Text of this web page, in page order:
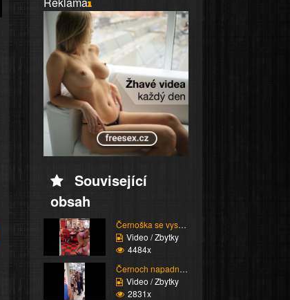
Související
obsah
Černoška se vysmívá hu...
Video / Zbytky
4484x
Černoch napadne stařen...
Video / Zbytky
2831x